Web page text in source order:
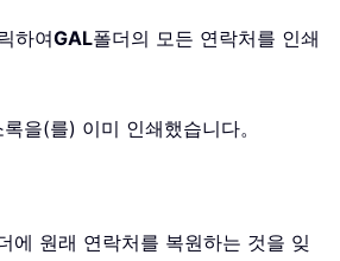
하여GAL폴더의 모든 연락처를 인쇄
을(를) 이미 인쇄했습니다。
에 원래 연락처를 복원하는 것을 잊